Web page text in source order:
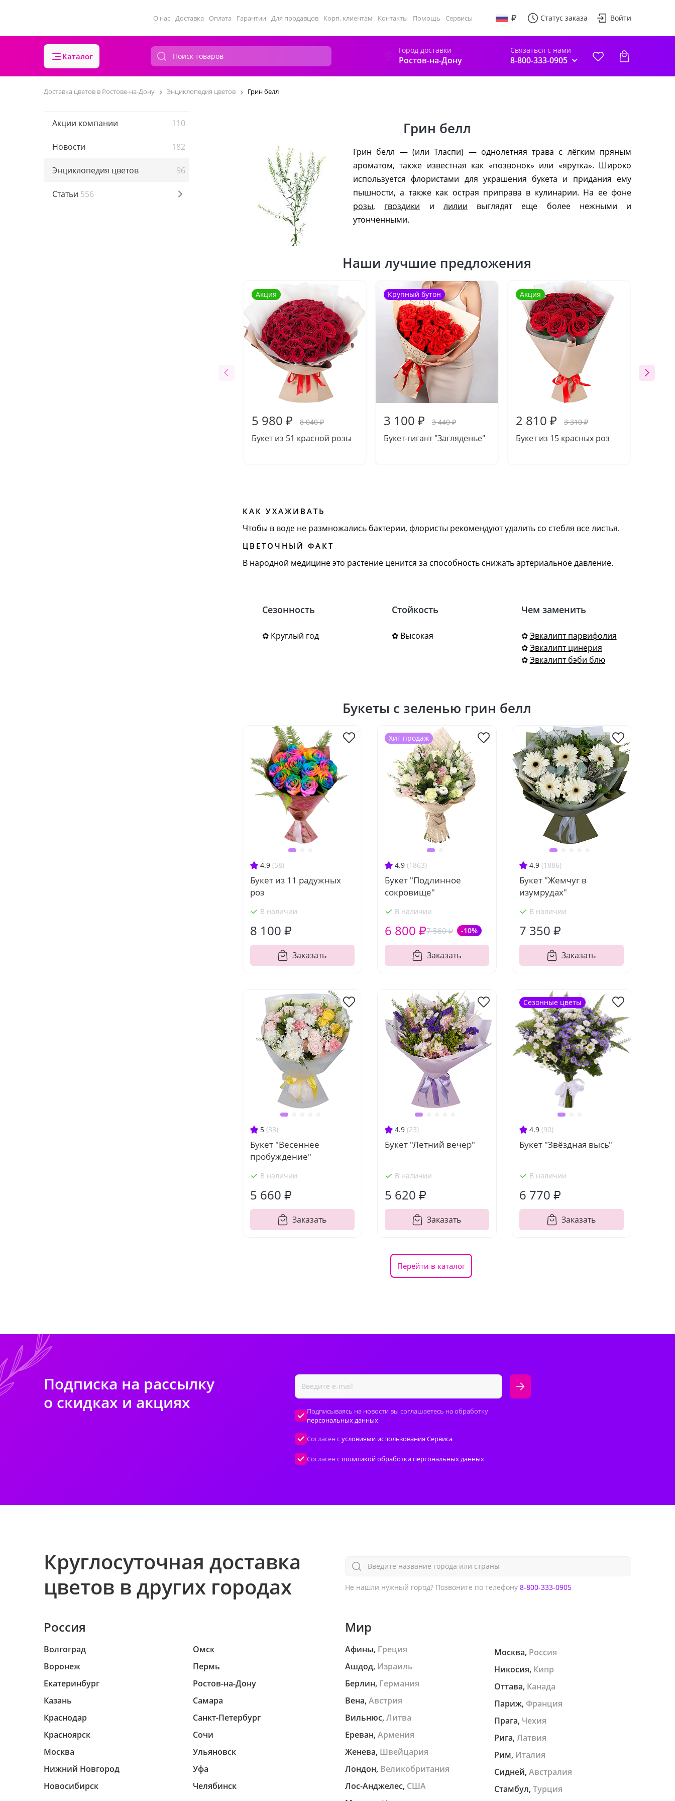
О нас Доставка Оплата Гарантии Для продавцов Корп. клиентам Контакты Помощь Сервисы Статус заказа Войти
Каталог
Город доставки
Ростов-на-Дону
Связаться с нами
8-800-333-0905
Доставка цветов в Ростове-на-Дону Энциклопедия цветов Грин белл
Акции компании 110
Новости 182
Энциклопедия цветов 96
Статьи 556
Грин белл
Грин белл — (или Тласпи) — однолетняя трава с лёгким пряным
ароматом, также известная как «позвонок» или «ярутка». Широко
используется флористами для украшения букета и придания ему
пышности, а также как острая приправа в кулинарии. На ее фоне
розы, гвоздики и лилии выглядят еще более нежными и
утонченными.
Наши лучшие предложения
Акция
5 980 ₽ 8 040 ₽
Букет из 51 красной розы
Крупный бутон
3 100 ₽ 3 440 ₽
Букет-гигант "Загляденье"
Акция
2 810 ₽ 3 310 ₽
Букет из 15 красных роз
КАК УХАЖИВАТЬ
Чтобы в воде не размножались бактерии, флористы рекомендуют удалить со стебля все листья.
ЦВЕТОЧНЫЙ ФАКТ
В народной медицине это растение ценится за способность снижать артериальное давление.
Сезонность
✿ Круглый год
Стойкость
✿ Высокая
Чем заменить
✿Эвкалипт парвифолия
✿Эвкалипт цинерия
✿Эвкалипт бэби блю
Букеты с зеленью грин белл
4.9 (58)
Букет из 11 радужных
роз
В наличии
8 100 ₽
Заказать
4.9 (1863)
Букет "Подлинное
сокровище"
В наличии
7 560 ₽ -10%
6 800 ₽
Заказать
Хит продаж
4.9 (1886)
Букет "Жемчуг в
изумрудах"
В наличии
7 350 ₽
Заказать
5 (33)
Букет "Весеннее
пробуждение"
В наличии
5 660 ₽
Заказать
4.9 (23)
Букет "Летний вечер"
В наличии
5 620 ₽
Заказать
4.9 (90)
Букет "Звёздная высь"
В наличии
6 770 ₽
Заказать
Сезонные цветы
Перейти в каталог
Подписка на рассылку
о скидках и акциях
Подписываясь на новости вы соглашаетесь на обработку
персональных данных
Согласен сусловиями использования Сервиса
Согласен с политикой обработки персональных данных
Круглосуточная доставка
цветов в других городах
Введите название города или страны
Россия
Волгоград
Воронеж
Екатеринбург
Казань
Краснодар
Красноярск
Москва
Нижний Новгород
Новосибирск
Омск
Пермь
Ростов-на-Дону
Самара
Санкт-Петербург
Сочи
Ульяновск
Уфа
Челябинск
Мир
Афины, Греция
Ашдод, Израиль
Берлин, Германия
Вена, Австрия
Вильнюс, Литва
Ереван, Армения
Женева, Швейцария
Лондон, Великобритания
Лос-Анджелес, США
Москва, Россия
Никосия, Кипр
Оттава, Канада
Париж, Франция
Прага, Чехия
Рига, Латвия
Рим, Италия
Сидней, Австралия
Стамбул, Турция
Не нашли нужный город? Позвоните по телефону 8-800-333-0905